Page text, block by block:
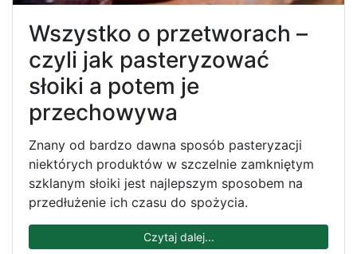
Wszystko o przetworach –
czyli jak pasteryzować
słoiki a potem je
przechowywa
Znany od bardzo dawna sposób pasteryzacji
niektórych produktów w szczelnie zamkniętym
szklanym słoiki jest najlepszym sposobem na
przedłużenie ich czasu do spożycia.
Czytaj dalej...